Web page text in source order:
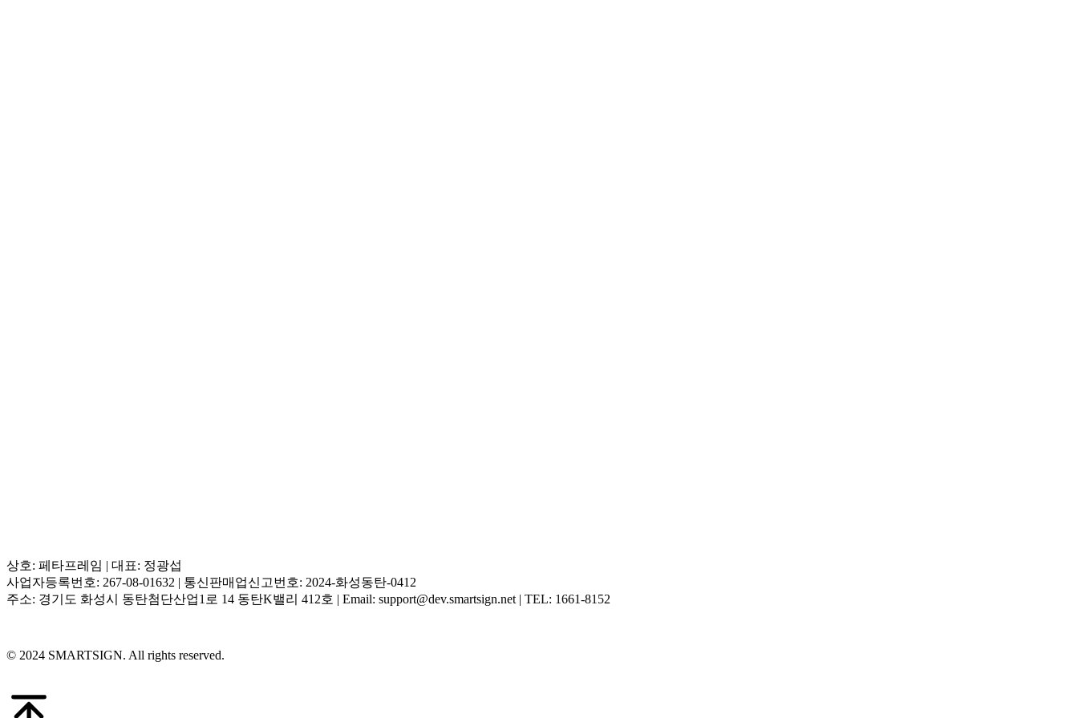
상호: 페타프레임 | 대표: 정광섭
사업자등록번호: 267-08-01632 | 통신판매업신고번호: 2024-화성동탄-0412
주소: 경기도 화성시 동탄첨단산업1로 14 동탄K밸리 412호 | Email: support@dev.smartsign.net | TEL: 1661-8152
© 2024 SMARTSIGN. All rights reserved.